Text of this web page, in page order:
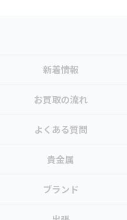
新着情報
お買取の流れ
よくある質問
貴金属
ブランド